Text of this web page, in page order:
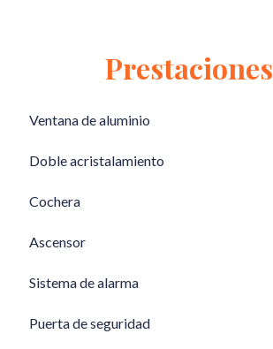
Prestaciones
Ventana de aluminio
Doble acristalamiento
Cochera
Ascensor
Sistema de alarma
Puerta de seguridad